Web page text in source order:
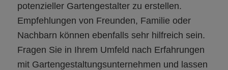
potenzieller Gartengestalter zu erstellen.
Empfehlungen von Freunden, Familie oder
Nachbarn können ebenfalls sehr hilfreich sein.
Fragen Sie in Ihrem Umfeld nach Erfahrungen
mit Gartengestaltungsunternehmen und lassen